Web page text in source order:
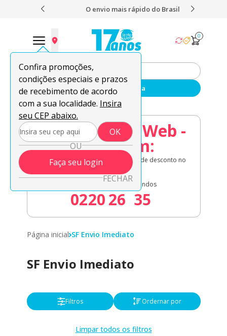
O envio mais rápido do Brasil
Confira promoções,
condições especiais e prazos
de recebimento de acordo
com a sua localidade. Insira
seu CEP abaixo.
OK
OU
Faça seu login
FECHAR
0
Enviar sua receita
08.08 Lentes Web -
Acaba em:
Lentes de contato em oferta + 8% de desconto no
02
Horas
20
Minutos
26
Segundos
34
Página inicial SF Envio Imediato
SF Envio Imediato
Filtros Ordernar por
Limpar todos os filtros